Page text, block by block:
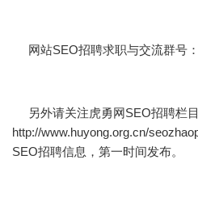
网站SEO招聘求职与交流群号
另外请关注虎勇网SEO招聘栏目
http://www.huyong.org.cn/
SEO招聘信息，第一时间发布。